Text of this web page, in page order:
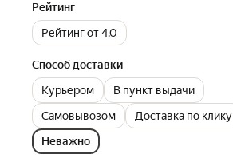
Рейтинг
Рейтинг от 4.0
Способ доставки
Курьером
В пункт выдачи
Самовывозом
Доставка по клику
Неважно